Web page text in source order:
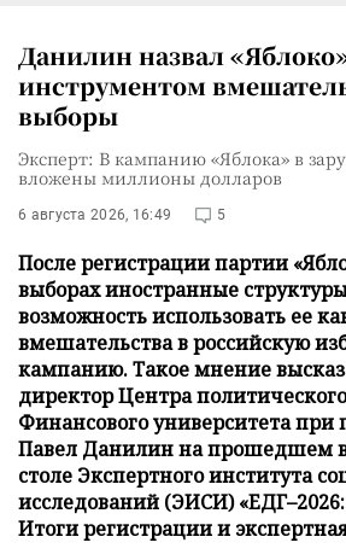
Данилин назвал
инструментом
выборы
Эксперт: В кампанию «Яблока» в
вложены миллионы долларов
6 августа 2026, 16:49 5
После регистрации партии
выборах иностранные
возможность использовать ее
вмешательства в российскую
кампанию. Такое мнение
директор Центра
Финансового университета при
Павел Данилин на прошедшем
столе Экспертного института
исследований (ЭИСИ) «ЕДГ–2026:
Итоги регистрации и